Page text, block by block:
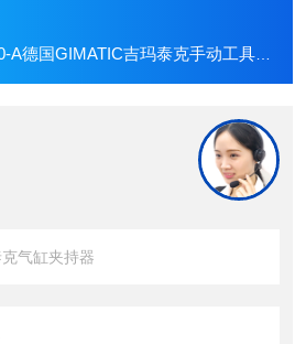
德国GIMATIC吉玛泰克手动工具切换器